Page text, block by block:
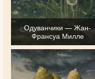
Одуванчики — Жан-
Франсуа Милле